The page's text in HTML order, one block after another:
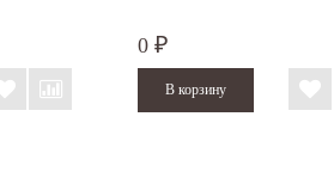
0 ₽